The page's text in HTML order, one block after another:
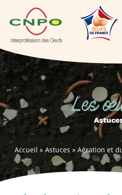
Les
Accueil »Astuces » Aération et